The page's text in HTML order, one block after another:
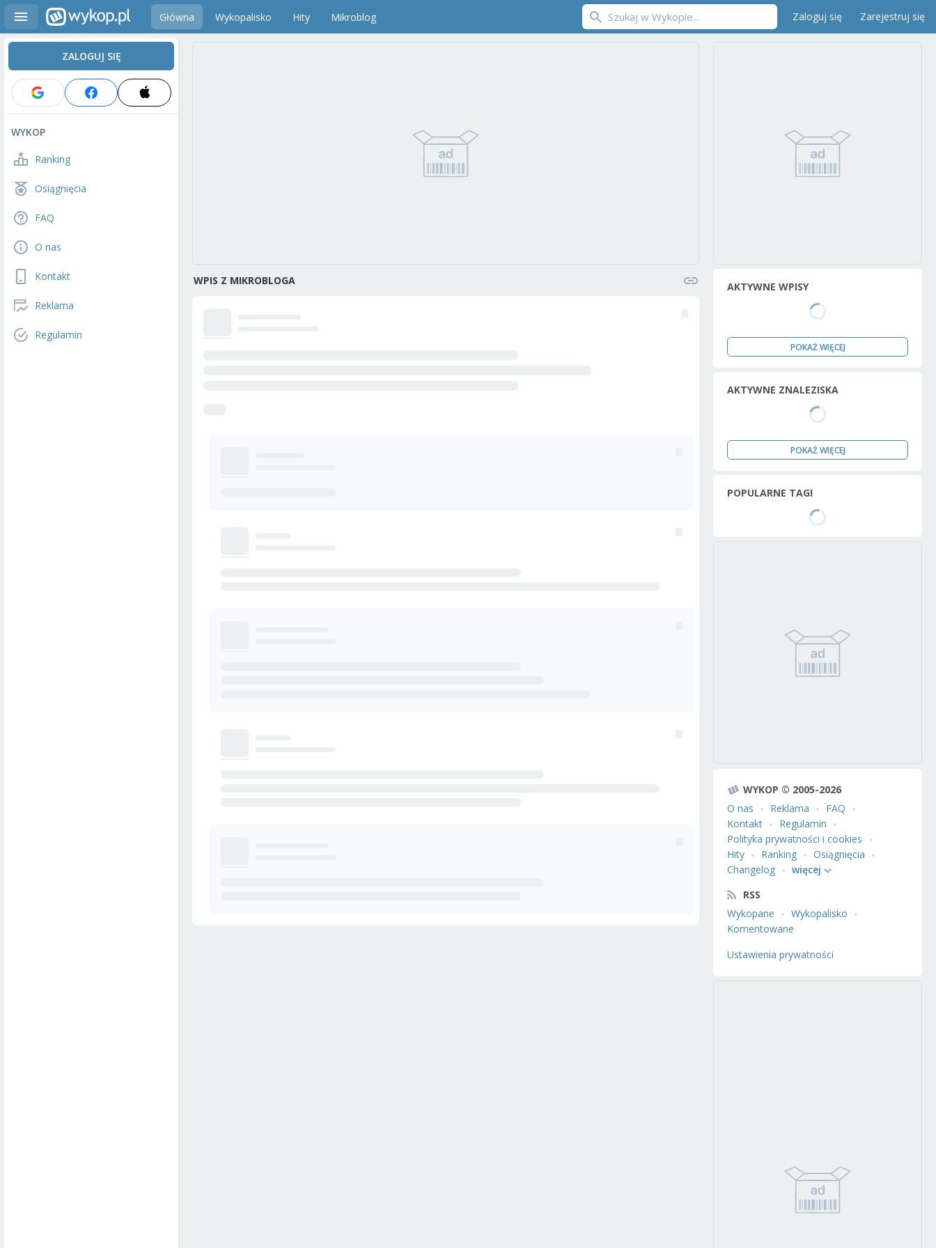
Główna Wykopalisko Hity Mikroblog Zaloguj się Zarejestruj się
ZALOGUJ SIĘ
WYKOP
Ranking
Osiągnięcia
FAQ
O nas
Kontakt
Reklama
Regulamin
WPIS Z MIKROBLOGA AKTYWNE WPISY
POKAŻ WIĘCEJ
AKTYWNE ZNALEZISKA
POKAŻ WIĘCEJ
POPULARNE TAGI
WYKOP © 2005-2026
O nas
Reklama
FAQ
Kontakt
Regulamin
Polityka prywatności i cookies
Hity
Ranking
Osiągnięcia
Changelog
więcej
RSS
Wykopane
Wykopalisko
Komentowane
Ustawienia prywatności